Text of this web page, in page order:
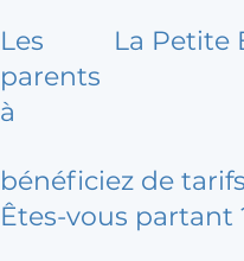
Les
parents
à
La Petite
bénéficiez de
Êtes-vous partant